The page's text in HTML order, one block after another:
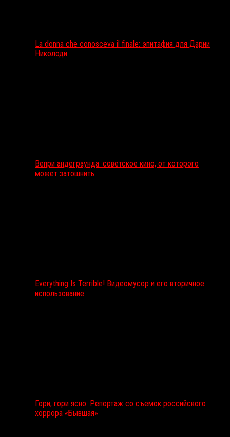
La donna che conosceva il finale: эпитафия для Дарии
Николоди
Вепри андеграунда: советское кино, от которого
может затошнить
Everything Is Terrible! Видеомусор и его вторичное
использование
Гори, гори ясно: Репортаж со съемок российского
хоррора «Бывшая»